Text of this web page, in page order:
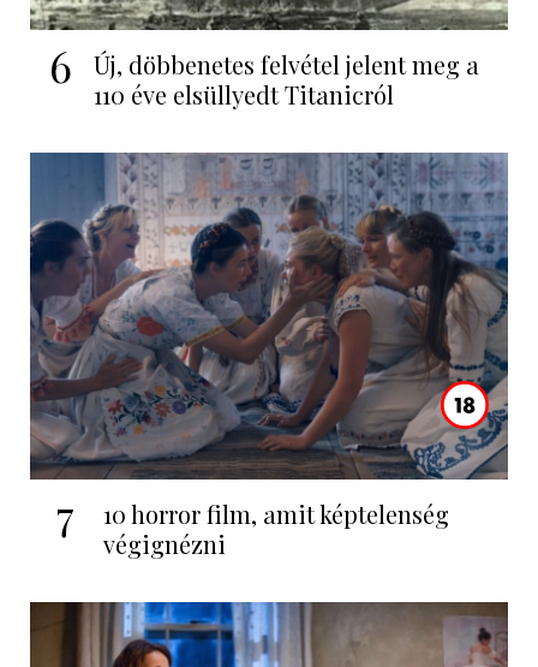
6
Új, döbbenetes felvétel jelent meg a
110 éve elsüllyedt Titanicról
7
10 horror film, amit képtelenség
végignézni